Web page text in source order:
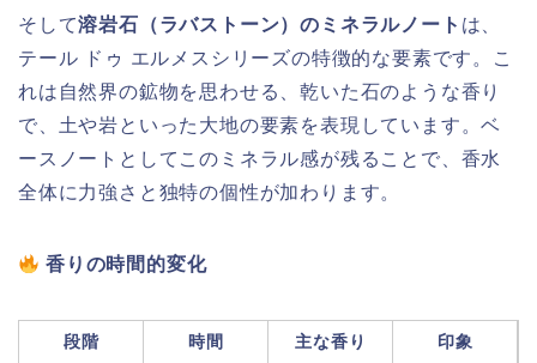
そして溶岩石（ラバストーン）のミネラルノート は、
テール ドゥ エルメスシリーズの特徴的な要素です。こ
れは自然界の鉱物を思わせる、乾いた石のような香り
で、土や岩といった大地の要素を表現しています。ベ
ースノートとしてこのミネラル感が残ることで、香水
全体に力強さと独特の個性が加わります。
香りの時間的変化
段階 時間 主な香り 印象